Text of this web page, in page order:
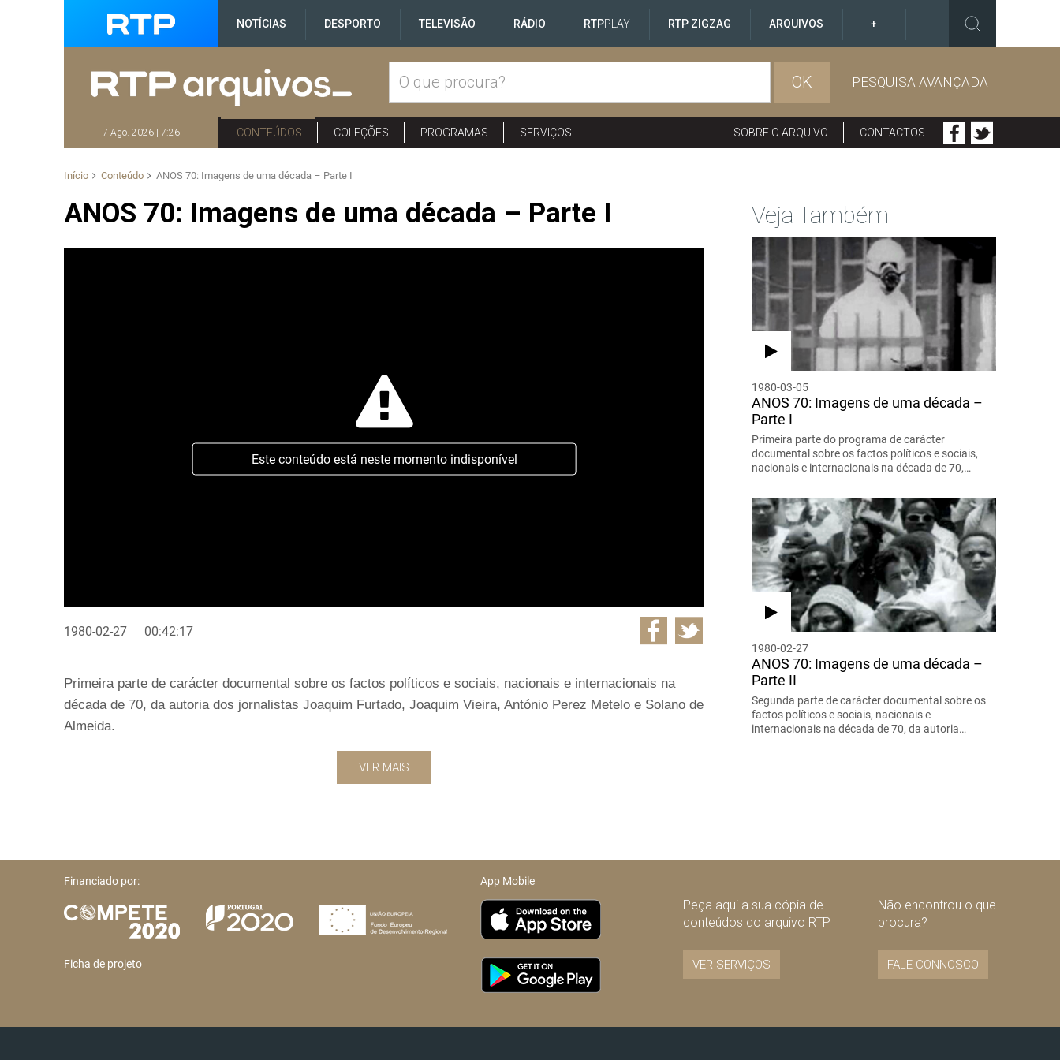
NOTÍCIAS DESPORTO TELEVISÃO RÁDIO RTPPLAY RTP ZIGZAG ARQUIVOS +
OK PESQUISA AVANÇADA
7 Ago. 2026 | 7:26 CONTEÚDOS COLEÇÕES PROGRAMAS SERVIÇOS SOBRE O ARQUIVO CONTACTOS
Início Conteúdo ANOS 70: Imagens de uma década – Parte I
ANOS 70: Imagens de uma década – Parte I
Este conteúdo está neste momento indisponível
1980-02-27 00:42:17
Primeira parte de carácter documental sobre os factos políticos e sociais, nacionais e internacionais na
década de 70, da autoria dos jornalistas Joaquim Furtado, Joaquim Vieira, António Perez Metelo e Solano de
Almeida.
VER MAIS
Veja Também
1980-03-05
ANOS 70: Imagens de uma década –
Parte I
Primeira parte do programa de carácter
documental sobre os factos políticos e sociais,
nacionais e internacionais na década de 70,…
1980-02-27
ANOS 70: Imagens de uma década –
Parte II
Segunda parte de carácter documental sobre os
factos políticos e sociais, nacionais e
internacionais na década de 70, da autoria…
Financiado por:
Ficha de projeto
App Mobile
Peça aqui a sua cópia de
conteúdos do arquivo RTP
VER SERVIÇOS
Não encontrou o que
procura?
FALE CONNOSCO